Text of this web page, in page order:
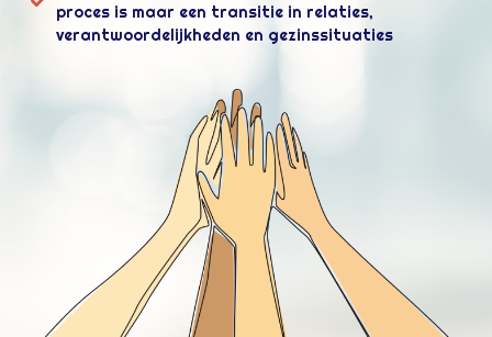
proces is maar een transitie in relaties,
verantwoordelijkheden en gezinssituaties